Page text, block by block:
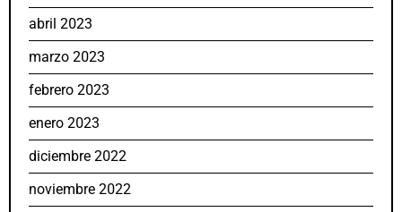
abril 2023
marzo 2023
febrero 2023
enero 2023
diciembre 2022
noviembre 2022